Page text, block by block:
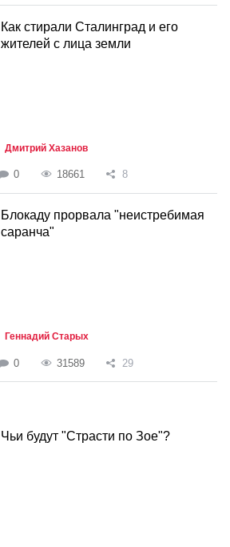
Как стирали Сталинград и его
жителей с лица земли
Дмитрий Хазанов
0 18661 8
Блокаду прорвала "неистребимая
саранча"
Геннадий Старых
0 31589 29
Чьи будут "Страсти по Зое"?